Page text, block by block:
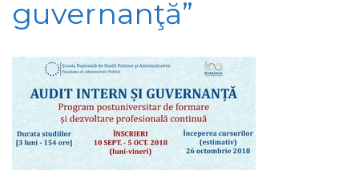
guvernanţă”